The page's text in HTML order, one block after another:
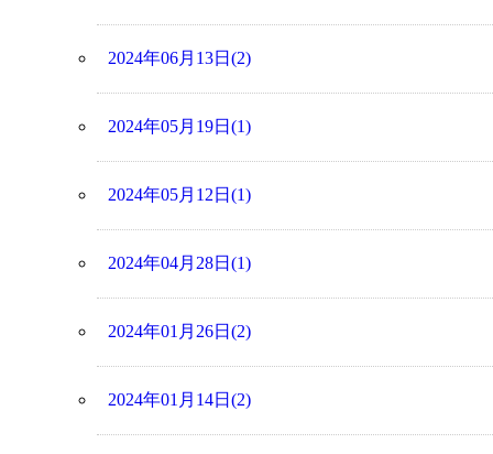
2024年06月13日(2)
2024年05月19日(1)
2024年05月12日(1)
2024年04月28日(1)
2024年01月26日(2)
2024年01月14日(2)